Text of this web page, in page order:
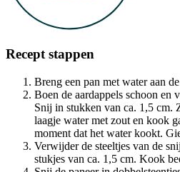
Recept stappen
Breng een pan met water aan
Boen de aardappels schoon en
Snij in stukken van ca. 1,5 cm.
laagje water met zout en kook
moment dat het water kookt.
Verwijder de steeltjes van de
stukjes van ca. 1,5 cm. Kook